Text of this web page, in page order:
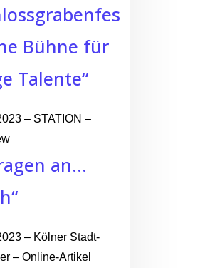
Bühne für
Talente“
– STATION –
an…
– Kölner Stadt-
– Online-Artikel